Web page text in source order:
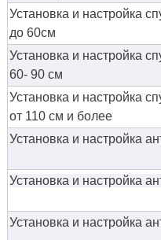
Установка и настройка
до 60см
Установка и настройка
60- 90 см
Установка и настройка
от 110 см и более
Установка и настройка
Установка и настройка
Установка и настройка